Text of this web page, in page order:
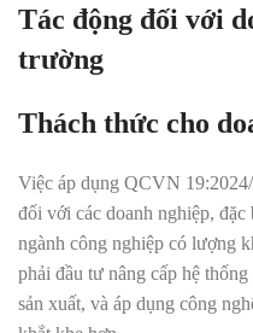
Tác động đối với
trường
Thách thức cho
Việc áp dụng QCVN
đối với các doanh nghiệp, đặc
ngành công nghiệp có lượng
phải đầu tư nâng cấp hệ
sản xuất, và áp dụng công